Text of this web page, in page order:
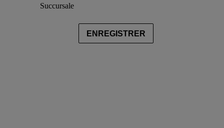
Succursale
ENREGISTRER